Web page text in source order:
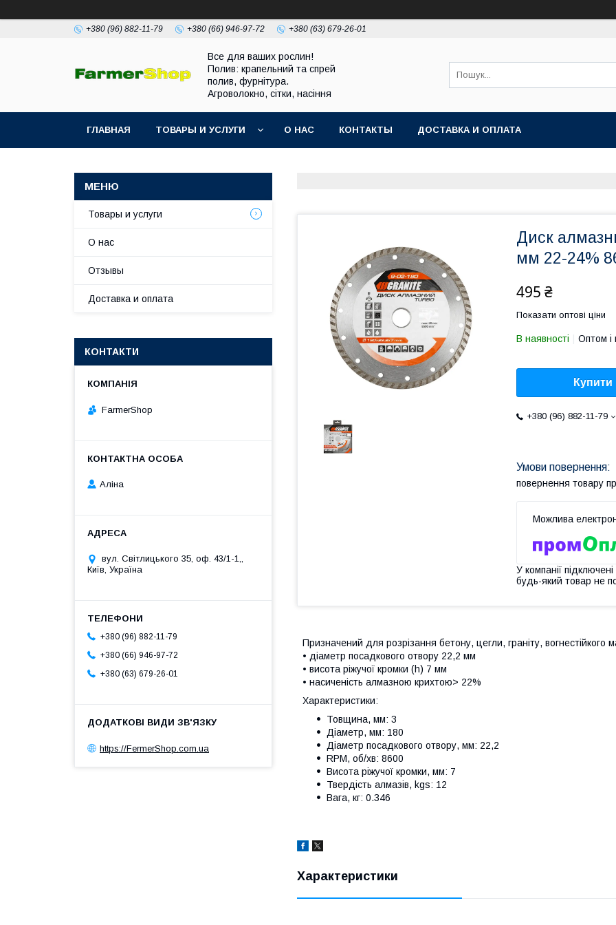
+380 (96) 882-11-79 +380 (66) 946-97-72 +380 (63) 679-26-01
Все для ваших рослин!
Полив: крапельний та спрей
полив, фурнітура.
Агроволокно, сітки, насіння
ГЛАВНАЯ ТОВАРЫ И УСЛУГИ О НАС КОНТАКТЫ ДОСТАВКА И ОПЛАТА
Диск
мм 22-24%
495 ₴
Показати оптові ціни
В наявності Оптом і
Купити
+380 (96) 882-11-79
повернення товару
У компанії
будь-який товар не
Призначений для розрізання бетону, цегли, граніту, вогнестійкого
• діаметр посадкового отвору 22,2 мм
• висота ріжучої кромки (h) 7 мм
• насиченість алмазною крихтою> 22%
Характеристики:
Товщина, мм: 3
Діаметр, мм: 180
Діаметр посадкового отвору, мм: 22,2
RPM, об/хв: 8600
Висота ріжучої кромки, мм: 7
Твердість алмазів, kgs: 12
Вага, кг: 0.346
Характеристики
Товары и услуги
О нас
Отзывы
Доставка и оплата
КОНТАКТИ
FarmerShop
Аліна
вул. Світлицького 35, оф. 43/1-1,,
Київ, Україна
+380 (96) 882-11-79
+380 (66) 946-97-72
+380 (63) 679-26-01
https://FermerShop.com.ua